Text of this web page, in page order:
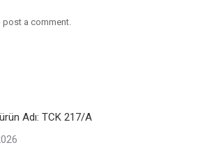
post a comment.
Adı: TCK 217/A